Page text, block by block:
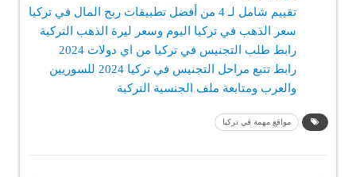
تقييم شامل لـ 4 من أفضل تطبيقات ربح المال في تركيا
سعر الذهب في تركيا اليوم وسعر ليرة الذهب التركية
رابط طلب التجنيس في تركيا من اي دولات 2024
رابط تتبع مراحل التجنيس في تركيا 2024 للسوريين
والعرب ومتابعة ملف الجنسية التركية
مواقع مهمة في تركيا